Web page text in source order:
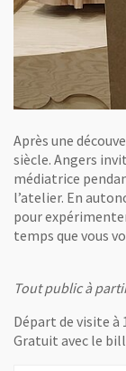
Après une
siècle. Angers
médiatrice
l’atelier. En
pour
temps que vous
Tout public à
Départ de visite à
Gratuit avec le